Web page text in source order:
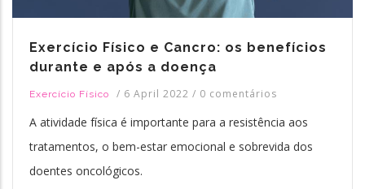
Exercício Físico e Cancro: os benefícios
durante e após a doença
Exercício Físico / 6 April 2022 / 0 comentários
A atividade física é importante para a resistência aos
tratamentos, o bem-estar emocional e sobrevida dos
doentes oncológicos.